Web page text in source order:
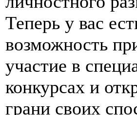
Теперь у вас
возможность
участие в
конкурсах и
грани своих